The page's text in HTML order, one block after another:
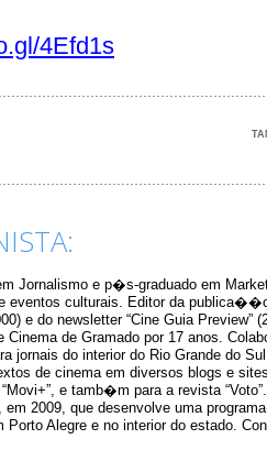
4Efd1s
Jornalismo e p�s-graduado em
eventos culturais. Editor da publica��o
e do newsletter “Cine Guia Preview”
Cinema de Gramado por 17 anos.
jornais do interior do Rio Grande do
de cinema em diversos blogs e
“Movi+”, e tamb�m para a revista
em 2009, que desenvolve uma
Porto Alegre e no interior do estado.